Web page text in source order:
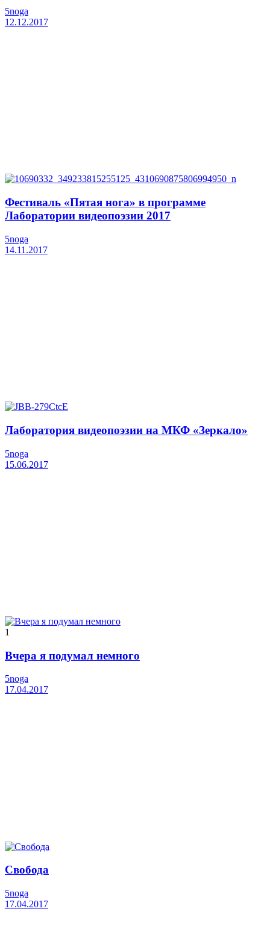
5noga
12.12.2017
Фестиваль «Пятая нога» в программе
Лаборатории видеопоэзии 2017
5noga
14.11.2017
Лаборатория видеопоэзии на МКФ «Зеркало»
5noga
15.06.2017
1
Вчера я подумал немного
5noga
17.04.2017
Свобода
5noga
17.04.2017